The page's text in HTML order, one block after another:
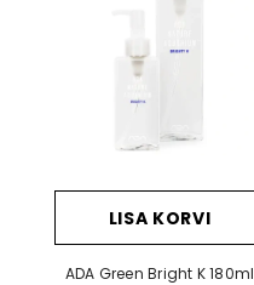
LISA KORVI
ADA Green Bright K 180ml